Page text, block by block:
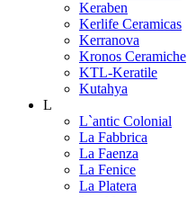
Keraben
Kerlife Ceramicas
Kerranova
Kronos Ceramiche
KTL-Keratile
Kutahya
L
L`antic Colonial
La Fabbrica
La Faenza
La Fenice
La Platera